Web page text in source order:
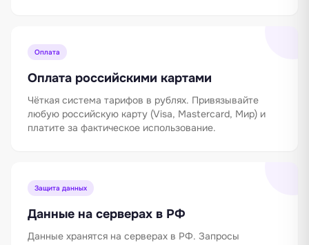
Оплата
Оплата российскими картами
Чёткая система тарифов в рублях. Привязывайте
любую российскую карту (Visa, Mastercard, Мир) и
платите за фактическое использование.
Защита данных
Данные на серверах в РФ
Данные хранятся на серверах в РФ. Запросы